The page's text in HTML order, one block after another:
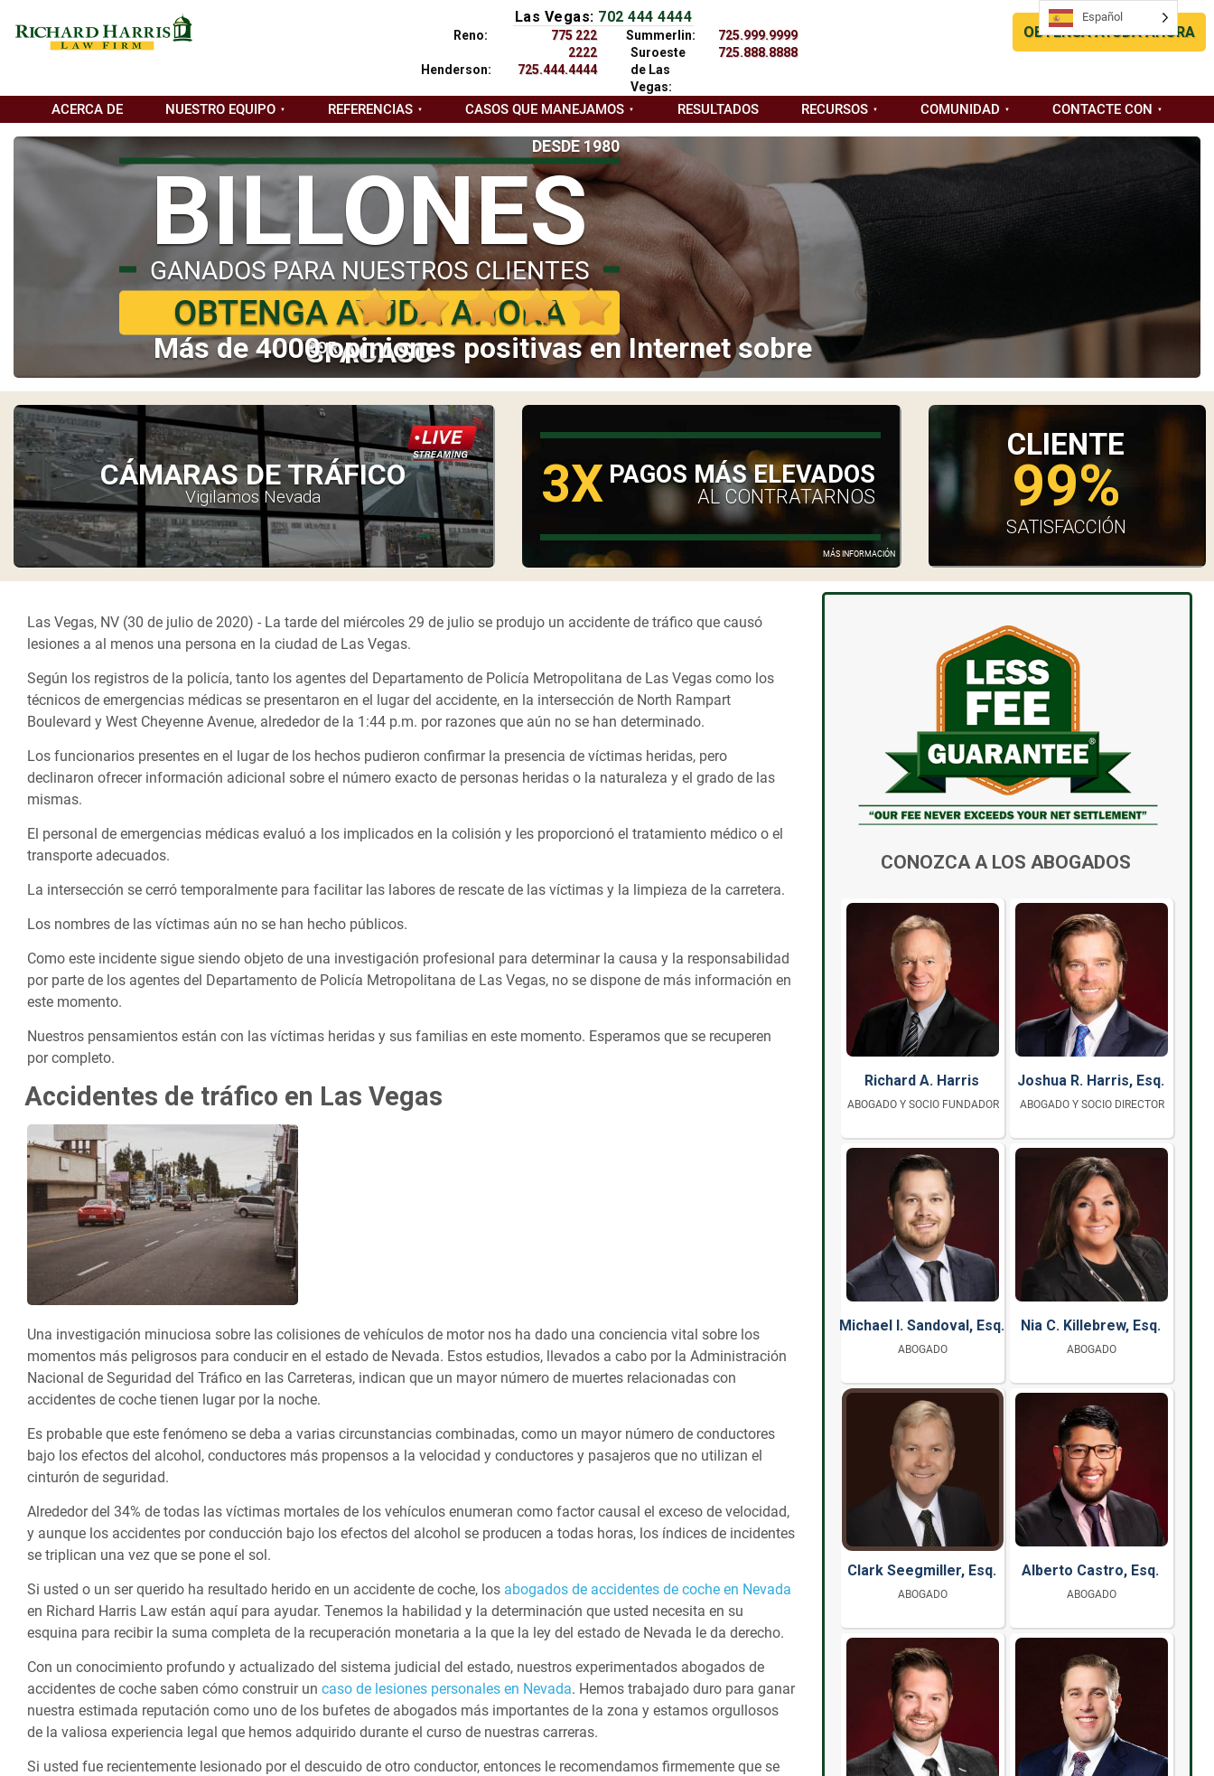
Las Vegas: 702 444 4444
Reno:
775 222
2222
Henderson:
725.444.4444
Summerlin:
725.999.9999
Suroeste
de Las
Vegas:
725.888.8888
OBTENGA AYUDA AHORA
ACERCA DE NUESTRO EQUIPO REFERENCIAS CASOS QUE MANEJAMOS RESULTADOS RECURSOS COMUNIDAD CONTACTE CON
DESDE 1980
BILLONES
GANADOS PARA NUESTROS CLIENTES
OBTENGA AYUDA AHORA
POR
SI ACASO
Más de 4000 opiniones positivas en Internet sobre
CÁMARAS DE TRÁFICO
Vigilamos Nevada
MÁS INFORMACIÓN
3X PAGOS MÁS ELEVADOS
AL CONTRATARNOS
CLIENTE
99%
SATISFACCIÓN
Las Vegas, NV (30 de julio de 2020) - La tarde del miércoles 29 de julio se produjo un accidente de tráfico que causó
lesiones a al menos una persona en la ciudad de Las Vegas.
Según los registros de la policía, tanto los agentes del Departamento de Policía Metropolitana de Las Vegas como los
técnicos de emergencias médicas se presentaron en el lugar del accidente, en la intersección de North Rampart
Boulevard y West Cheyenne Avenue, alrededor de la 1:44 p.m. por razones que aún no se han determinado.
Los funcionarios presentes en el lugar de los hechos pudieron confirmar la presencia de víctimas heridas, pero
declinaron ofrecer información adicional sobre el número exacto de personas heridas o la naturaleza y el grado de las
mismas.
El personal de emergencias médicas evaluó a los implicados en la colisión y les proporcionó el tratamiento médico o el
transporte adecuados.
La intersección se cerró temporalmente para facilitar las labores de rescate de las víctimas y la limpieza de la carretera.
Los nombres de las víctimas aún no se han hecho públicos.
Como este incidente sigue siendo objeto de una investigación profesional para determinar la causa y la responsabilidad
por parte de los agentes del Departamento de Policía Metropolitana de Las Vegas, no se dispone de más información en
este momento.
Nuestros pensamientos están con las víctimas heridas y sus familias en este momento. Esperamos que se recuperen
por completo.
Accidentes de tráfico en Las Vegas
Una investigación minuciosa sobre las colisiones de vehículos de motor nos ha dado una conciencia vital sobre los
momentos más peligrosos para conducir en el estado de Nevada. Estos estudios, llevados a cabo por la Administración
Nacional de Seguridad del Tráfico en las Carreteras, indican que un mayor número de muertes relacionadas con
accidentes de coche tienen lugar por la noche.
Es probable que este fenómeno se deba a varias circunstancias combinadas, como un mayor número de conductores
bajo los efectos del alcohol, conductores más propensos a la velocidad y conductores y pasajeros que no utilizan el
cinturón de seguridad.
Alrededor del 34% de todas las víctimas mortales de los vehículos enumeran como factor causal el exceso de velocidad,
y aunque los accidentes por conducción bajo los efectos del alcohol se producen a todas horas, los índices de incidentes
se triplican una vez que se pone el sol.
Si usted o un ser querido ha resultado herido en un accidente de coche, los abogados de accidentes de coche en Nevada
en Richard Harris Law están aquí para ayudar. Tenemos la habilidad y la determinación que usted necesita en su
esquina para recibir la suma completa de la recuperación monetaria a la que la ley del estado de Nevada le da derecho.
Con un conocimiento profundo y actualizado del sistema judicial del estado, nuestros experimentados abogados de
accidentes de coche saben cómo construir un caso de lesiones personales en Nevada. Hemos trabajado duro para ganar
nuestra estimada reputación como uno de los bufetes de abogados más importantes de la zona y estamos orgullosos
de la valiosa experiencia legal que hemos adquirido durante el curso de nuestras carreras.
Si usted fue recientemente lesionado por el descuido de otro conductor, entonces le recomendamos firmemente que se
CONOZCA A LOS ABOGADOS
Richard A. Harris
ABOGADO Y SOCIO FUNDADOR
Joshua R. Harris, Esq.
ABOGADO Y SOCIO DIRECTOR
Michael I. Sandoval, Esq.
ABOGADO
Nia C. Killebrew, Esq.
ABOGADO
Clark Seegmiller, Esq.
ABOGADO
Alberto Castro, Esq.
ABOGADO
Español